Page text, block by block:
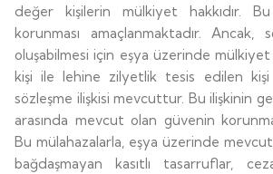
değer kişilerin mülkiyet hakkıdır.
korunması amaçlanmaktadır. Ancak,
oluşabilmesi için eşya üzerinde mülkiyet
kişi ile lehine zilyetlik tesis edilen kişi
sözleşme ilişkisi mevcuttur. Bu ilişkinin
arasında mevcut olan güvenin
Bu mülahazalarla, eşya üzerinde
bağdaşmayan kasıtlı tasarruflar,